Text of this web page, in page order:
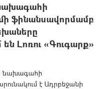
ֆինանսավորմամբ
Լոռու «Գուգարք»
նախագահի
է Ադրբեջանի